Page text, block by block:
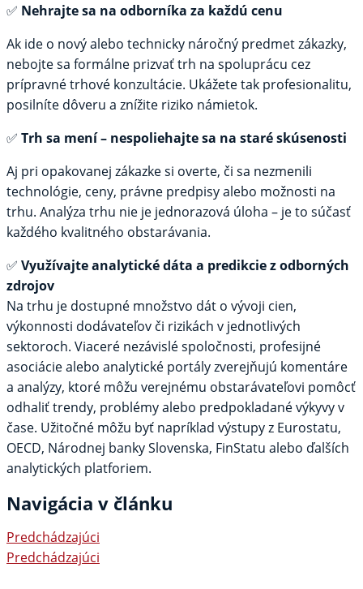
✅ Nehrajte sa na odborníka za každú cenu
Ak ide o nový alebo technicky náročný predmet zákazky,
nebojte sa formálne prizvať trh na spoluprácu cez
prípravné trhové konzultácie. Ukážete tak profesionalitu,
posilníte dôveru a znížite riziko námietok.
✅ Trh sa mení – nespoliehajte sa na staré skúsenosti
Aj pri opakovanej zákazke si overte, či sa nezmenili
technológie, ceny, právne predpisy alebo možnosti na
trhu. Analýza trhu nie je jednorazová úloha – je to súčasť
každého kvalitného obstarávania.
✅ Využívajte analytické dáta a predikcie z odborných
zdrojov
Na trhu je dostupné množstvo dát o vývoji cien,
výkonnosti dodávateľov či rizikách v jednotlivých
sektoroch. Viaceré nezávislé spoločnosti, profesijné
asociácie alebo analytické portály zverejňujú komentáre
a analýzy, ktoré môžu verejnému obstarávateľovi pomôcť
odhaliť trendy, problémy alebo predpokladané výkyvy v
čase. Užitočné môžu byť napríklad výstupy z Eurostatu,
OECD, Národnej banky Slovenska, FinStatu alebo ďalších
analytických platforiem.
Navigácia v článku
Predchádzajúci
Predchádzajúci